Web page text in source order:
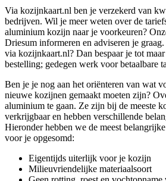
Via kozijnkaart.nl ben je verzekerd van
bedrijven. Wil je meer weten over de
aluminium kozijn naar je voorkeuren?
Driesum informeren en adviseren je
via kozijnkaart.nl? Dan bespaar je tot
bestelling; gedegen werk voor betaalbare
Ben je je nog aan het oriënteren van wat
nieuwe kozijnen gemaakt moeten zijn?
aluminium te gaan. Ze zijn bij de meeste
verkrijgbaar en hebben verschillende
Hieronder hebben we de meest
voor je opgesomd:
Eigentijds uiterlijk voor je kozijn
Milieuvriendelijke materiaalsoort